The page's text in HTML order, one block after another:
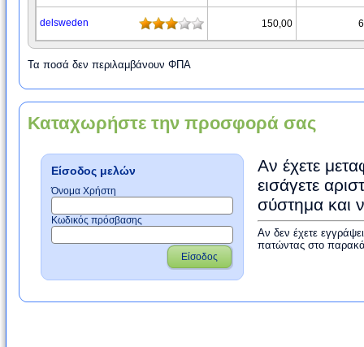
delsweden 150,00
Τα ποσά δεν περιλαμβάνουν ΦΠΑ
Καταχωρήστε την προσφορά σας
Είσοδος μελών
Όνομα Χρήστη
Κωδικός πρόσβασης
Είσοδος
Αν έχετε
εισάγετε
σύστημα και
Αν δεν έχετε
πατώντας στο